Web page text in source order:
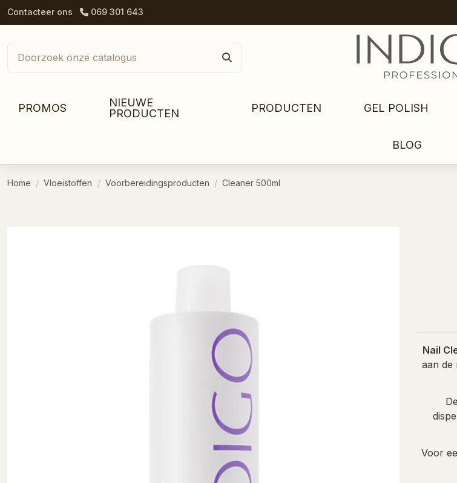
Contacteer ons 069 301 643
PROMOS
NIEUWE
PRODUCTEN
PRODUCTEN GEL POLISH
BLOG
Home Vloeistoffen Voorbereidingsproducten Cleaner 500ml
Nail
aan de
Voor